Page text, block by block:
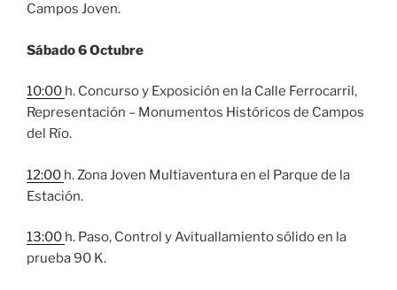
Campos Joven.
Sábado 6 Octubre
10:00 h. Concurso y Exposición en la Calle Ferrocarril,
Representación – Monumentos Históricos de Campos
del Río.
12:00 h. Zona Joven Multiaventura en el Parque de la
Estación.
13:00 h. Paso, Control y Avituallamiento sólido en la
prueba 90 K.